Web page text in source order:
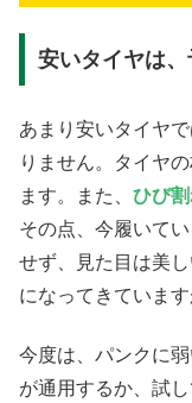
安いタイヤは
あまり安いタイヤ
りません。タイヤの
ます。また、 ひび
その点、今履いてい
せず、見た目は美
になってきていま
今度は、パンクに
が通用するか、試し